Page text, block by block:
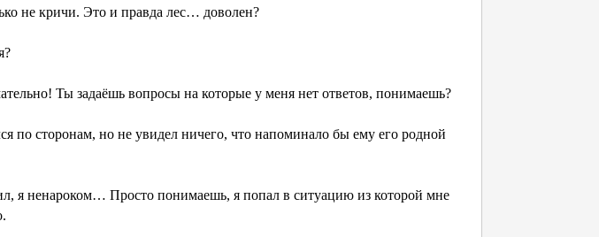
не кричи. Это и правда лес… доволен?
Ты задаёшь вопросы на которые у меня нет ответов, понимаешь?
по сторонам, но не увидел ничего, что напоминало бы ему его родной
я ненароком… Просто понимаешь, я попал в ситуацию из которой мне